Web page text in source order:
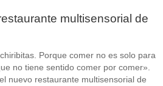
multisensorial de
Porque comer no es solo para
no tiene sentido comer por comer».
nuevo restaurante multisensorial de